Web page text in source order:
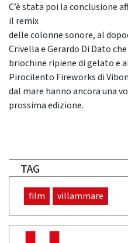
C’è stata poi la conclusione
il remix
delle colonne sonore, al
Crivella e Gerardo Di Dato
briochine ripiene di gelato e
Pirocilento Fireworks di
dal mare hanno ancora una
prossima edizione.
TAG
film villammare